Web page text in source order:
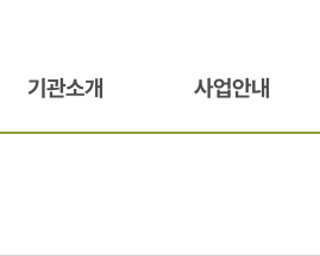
기관소개 사업안내